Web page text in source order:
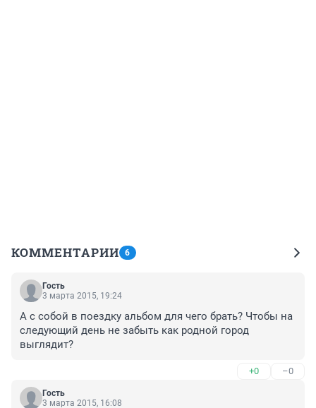
КОММЕНТАРИИ 6
Гость
3 марта 2015, 19:24
А с собой в поездку альбом для чего брать? Чтобы на
следующий день не забыть как родной город
выглядит?
+0 –0
Гость
3 марта 2015, 16:08